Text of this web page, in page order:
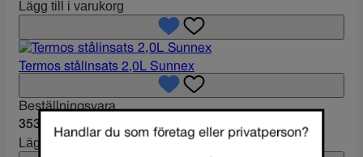
Lägg till i varukorg
Termos stålinsats 2,0L Sunnex
Beställningsvara
353 kr Inkl. Moms
Lägg till i varukorg
Handlar du som företag eller privatperson?